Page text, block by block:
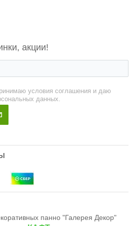
акции!
условия соглашения и даю
данных.
панно "Галерея Декор"